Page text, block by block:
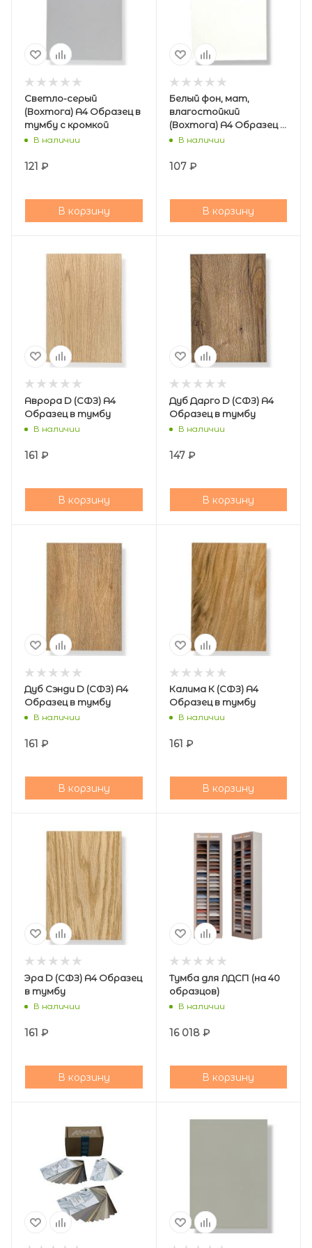
Светло-серый
(Вохтога) А4 Образец в
тумбу с кромкой
В наличии
121 ₽
В корзину
Белый фон, мат,
влагостойкий
(Вохтога) А4 Образец в
тумбу
В наличии
107₽
В корзину
Аврора D (СФЗ) А4
Образец в тумбу
В наличии
161 ₽
В корзину
Дуб Дарго D (СФЗ) А4
Образец в тумбу
В наличии
147₽
В корзину
Дуб Сэнди D (СФЗ) А4
Образец в тумбу
В наличии
161 ₽
В корзину
Калима К (СФЗ) А4
Образец в тумбу
В наличии
161 ₽
В корзину
Эра D (СФЗ) А4 Образец
в тумбу
В наличии
161 ₽
В корзину
Тумба для ЛДСП (на 40
образцов)
В наличии
16 018₽
В корзину